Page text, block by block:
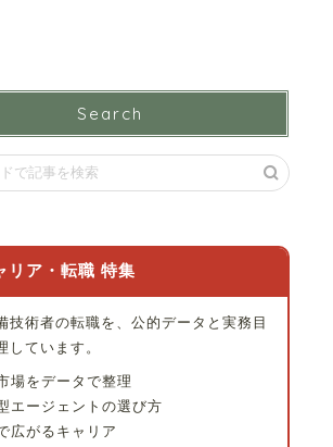
Search
ア・転職 特集
技術者の転職を、公的データと実務目
しています。
場をデータで整理
エージェントの選び方
広がるキャリア